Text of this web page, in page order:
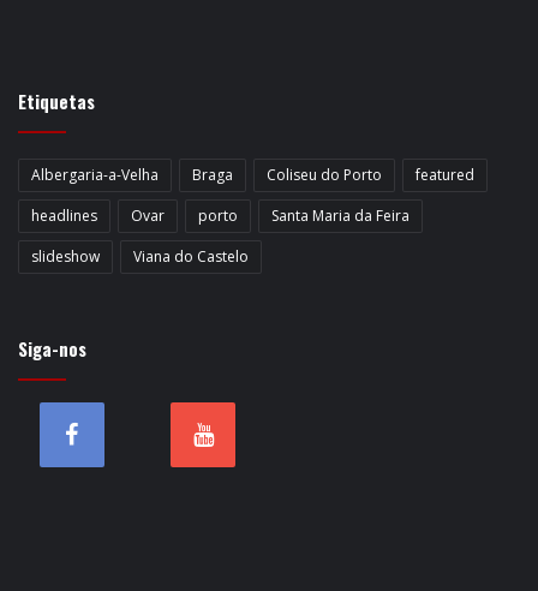
Etiquetas
Albergaria-a-Velha Braga Coliseu do Porto
featured
headlines
Ovar porto
Santa Maria da Feira
slideshow
Viana do Castelo
Siga-nos